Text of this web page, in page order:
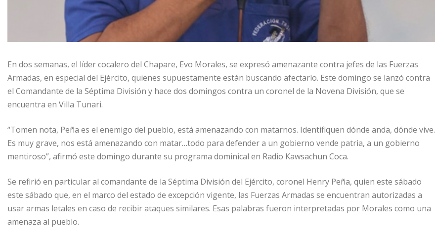
En dos semanas, el líder cocalero del Chapare, Evo Morales, se expresó amenazante contra jefes de las Fuerzas
Armadas, en especial del Ejército, quienes supuestamente están buscando afectarlo. Este domingo se lanzó contra
el Comandante de la Séptima División y hace dos domingos contra un coronel de la Novena División, que se
encuentra en Villa Tunari.
“Tomen nota, Peña es el enemigo del pueblo, está amenazando con matarnos. Identifiquen dónde anda, dónde vive.
Es muy grave, nos está amenazando con matar…todo para defender a un gobierno vende patria, a un gobierno
mentiroso”, afirmó este domingo durante su programa dominical en Radio Kawsachun Coca.
Se refirió en particular al comandante de la Séptima División del Ejército, coronel Henry Peña, quien este sábado
este sábado que, en el marco del estado de excepción vigente, las Fuerzas Armadas se encuentran autorizadas a
usar armas letales en caso de recibir ataques similares. Esas palabras fueron interpretadas por Morales como una
amenaza al pueblo.